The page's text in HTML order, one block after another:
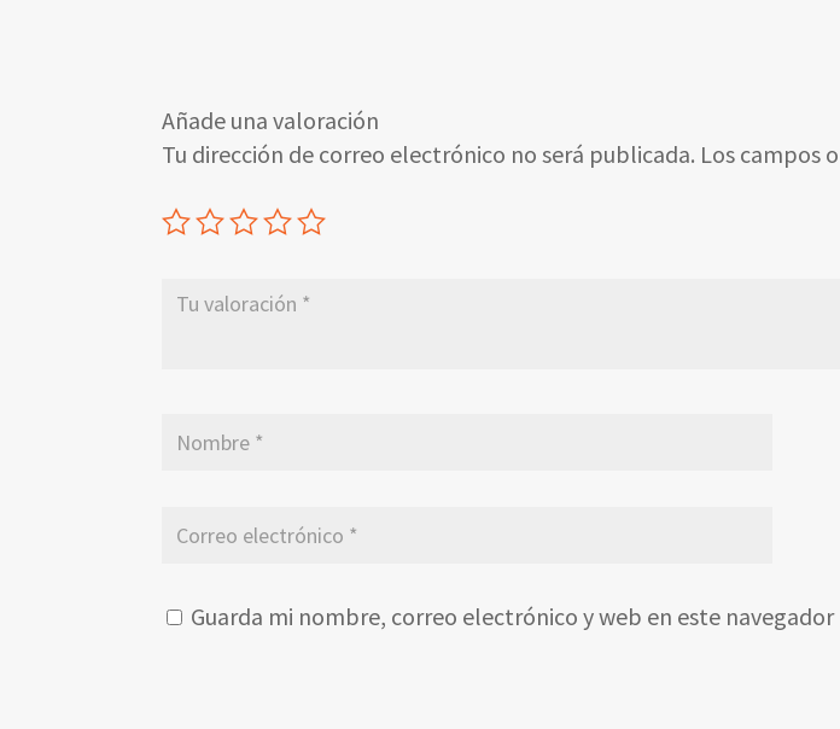
Añade una valoración
Tu dirección de correo electrónico no será publicada. Los campos
Guarda mi nombre, correo electrónico y web en este